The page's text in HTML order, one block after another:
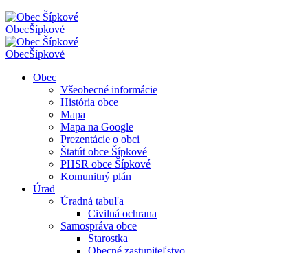
ObecŠípkové
ObecŠípkové
Obec
Všeobecné informácie
História obce
Mapa
Mapa na Google
Prezentácie o obci
Štatút obce Šípkové
PHSR obce Šípkové
Komunitný plán
Úrad
Úradná tabuľa
Civilná ochrana
Samospráva obce
Starostka
Obecné zastupiteľstvo